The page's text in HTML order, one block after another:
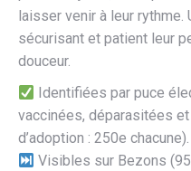
laisser venir à leur rythme.
sécurisant et patient leur
douceur.
Identifiées par puce
vaccinées, déparasitées
d’adoption : 250e chacune).
Visibles sur Bezons